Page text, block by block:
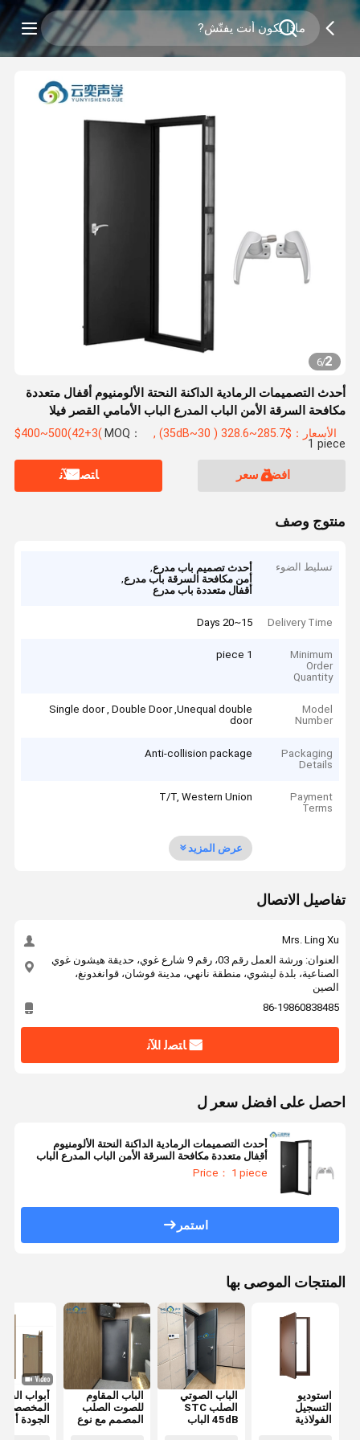
2
/
6
أحدث التصميمات الرمادية الداكنة النحتة الألومنيوم أقفال متعددة
مكافحة السرقة الأمن الباب المدرع الباب الأمامي القصر فيلا
الأسعار：$285.7~328.6 ( 30~35dB) , $400~500(42+3( MOQ：
1 piece
افضل سعر ﺎﺘﺼﻟ ﺍﻶﻧ
منتوج وصف
تسليط الضوء أحدث تصميم باب مدرع,
أمن مكافحة السرقة باب مدرع,
أقفال متعددة باب مدرع
Delivery Time
15~20 Days
Minimum
Order
Quantity
1 piece
Model
Number
Single door , Double Door ,Unequal double
door
Packaging
Details
Anti-collision package
Payment
Terms
T/T, Western Union
عرض المزيد
تفاصيل الاتصال
Mrs. Ling Xu
العنوان: ورشة العمل رقم 03، رقم 9 شارع غوي، حديقة هيشون غوي
الصناعية، بلدة ليشوي، منطقة نانهي، مدينة فوشان، قوانغدونغ،
الصين
86-19860838485
ﺎﺘﺼﻟ ﺍﻶﻧ
احصل على افضل سعر ل
أحدث التصميمات الرمادية الداكنة النحتة الألومنيوم
أقفال متعددة مكافحة السرقة الأمن الباب المدرع الباب
الأمامي القصر فيلا
Price： 1 piece
استمر
المنتجات الموصى بها
استوديو
التسجيل
الفولاذية
الباب الصوتي
الصلب STC
45dB الباب
الباب المقاوم
للصوت الصلب
المصمم مع نوع
أبواب
المخصصة
الجودة